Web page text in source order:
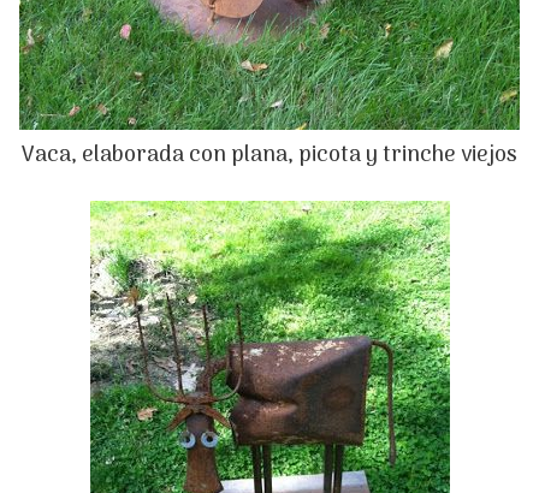
Vaca, elaborada con plana, picota y trinche viejos